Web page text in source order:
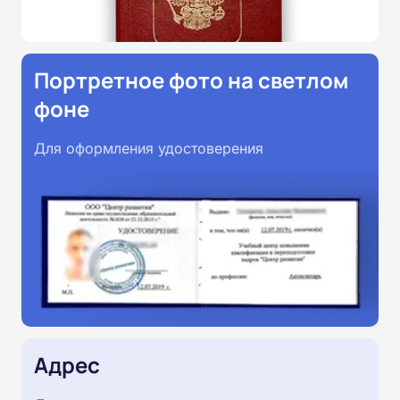
Портретное фото на светлом
фоне
Для оформления удостоверения
Адрес